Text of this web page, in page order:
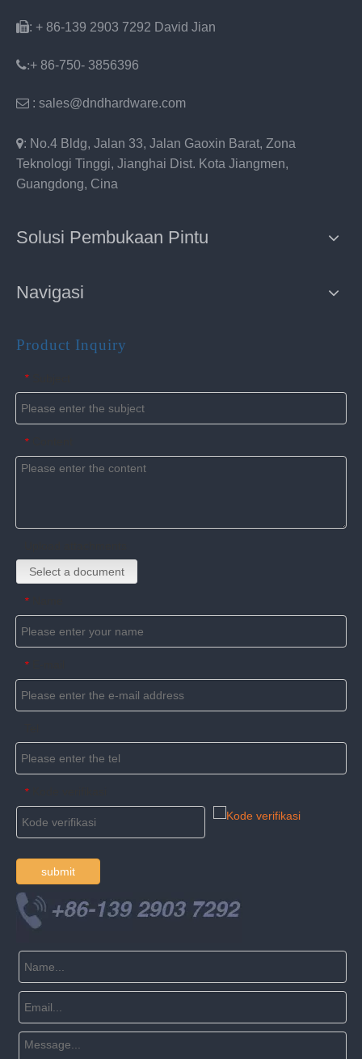
: + 86-139 2903 7292 David Jian
:+ 86-750- 3856396
 : sales@dndhardware.com
: No.4 Bldg, Jalan 33, Jalan Gaoxin Barat, Zona
Teknologi Tinggi, Jianghai Dist. Kota Jiangmen,
Guangdong, Cina
Solusi Pembukaan Pintu
Navigasi
Product Inquiry
*
*
Select a document
*
*
*
submit